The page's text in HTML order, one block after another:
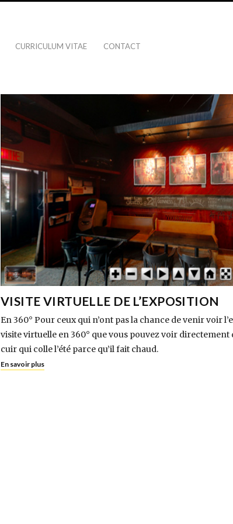
CURRICULUM VITAE CONTACT
VISITE VIRTUELLE DE L’EXPOSITION
En 360° Pour ceux qui n’ont pas la chance de venir voir
visite virtuelle en 360° que vous pouvez voir
cuir qui colle l’été parce qu’il fait chaud.
En savoir plus